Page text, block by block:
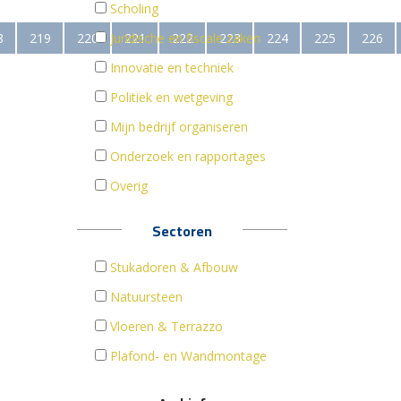
219 220 221 222 223 224 225 226
Scholing
Juridische en fiscale zaken
Innovatie en techniek
Politiek en wetgeving
Mijn bedrijf organiseren
Onderzoek en rapportages
Overig
Sectoren
Stukadoren & Afbouw
Natuursteen
Vloeren & Terrazzo
Plafond- en Wandmontage